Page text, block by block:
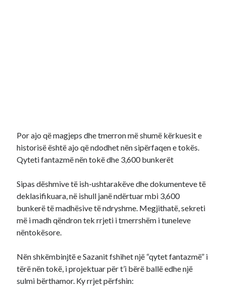
Por ajo që magjeps dhe tmerron më shumë kërkuesit e
historisë është ajo që ndodhet nën sipërfaqen e tokës.
Qyteti fantazmë nën tokë dhe 3,600 bunkerët
Sipas dëshmive të ish-ushtarakëve dhe dokumenteve të
deklasifikuara, në ishull janë ndërtuar mbi 3,600
bunkerë të madhësive të ndryshme. Megjithatë, sekreti
më i madh qëndron tek rrjeti i tmerrshëm i tuneleve
nëntokësore.
Nën shkëmbinjtë e Sazanit fshihet një “qytet fantazmë” i
tërë nën tokë, i projektuar për t’i bërë ballë edhe një
sulmi bërthamor. Ky rrjet përfshin: